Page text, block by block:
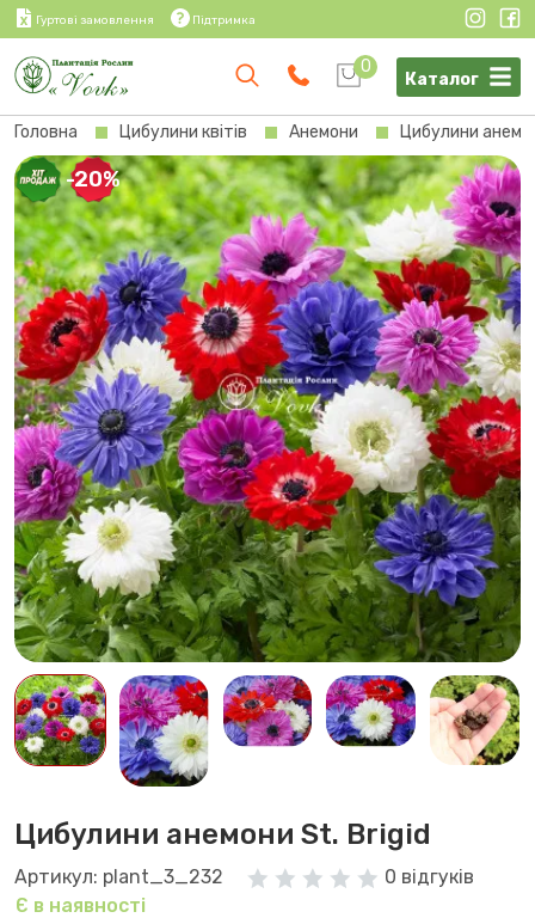
Гуртові замовлення Підтримка
0
Каталог
Головна Цибулини квітів Анемони Цибулини
-20%
Цибулини анемони St. Brigid
Артикул: plant_3_232
0 відгуків
Є в наявності